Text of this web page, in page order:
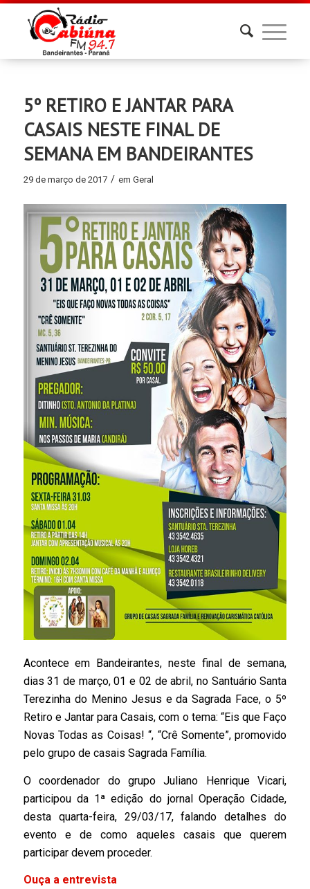
5º RETIRO E JANTAR PARA
CASAIS NESTE FINAL DE
SEMANA EM BANDEIRANTES
29 de março de 2017 / em Geral
Acontece em Bandeirantes, neste final de semana,
dias 31 de março, 01 e 02 de abril, no Santuário Santa
Terezinha do Menino Jesus e da Sagrada Face, o 5º
Retiro e Jantar para Casais, com o tema: “Eis que Faço
Novas Todas as Coisas! “, “Crê Somente”, promovido
pelo grupo de casais Sagrada Família.
O coordenador do grupo Juliano Henrique Vicari,
participou da 1ª edição do jornal Operação Cidade,
desta quarta-feira, 29/03/17, falando detalhes do
evento e de como aqueles casais que querem
participar devem proceder.
Ouça a entrevista